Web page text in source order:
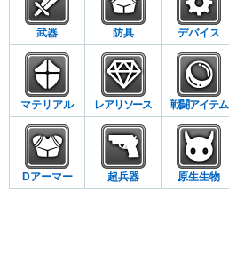
武器 防具 デバイス
マテリアル レアリソース 戦闘アイテム
Dアーマー 超兵器 原生生物